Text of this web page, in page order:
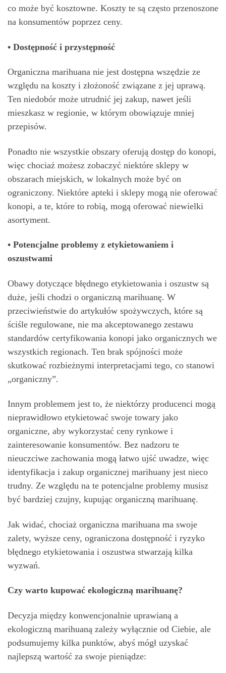
co może być kosztowne. Koszty te są często przenoszone
na konsumentów poprzez ceny.
• Dostępność i przystępność
Organiczna marihuana nie jest dostępna wszędzie ze
względu na koszty i złożoność związane z jej uprawą.
Ten niedobór może utrudnić jej zakup, nawet jeśli
mieszkasz w regionie, w którym obowiązuje mniej
przepisów.
Ponadto nie wszystkie obszary oferują dostęp do konopi,
więc chociaż możesz zobaczyć niektóre sklepy w
obszarach miejskich, w lokalnych może być on
ograniczony. Niektóre apteki i sklepy mogą nie oferować
konopi, a te, które to robią, mogą oferować niewielki
asortyment.
• Potencjalne problemy z etykietowaniem i
oszustwami
Obawy dotyczące błędnego etykietowania i oszustw są
duże, jeśli chodzi o organiczną marihuanę. W
przeciwieństwie do artykułów spożywczych, które są
ściśle regulowane, nie ma akceptowanego zestawu
standardów certyfikowania konopi jako organicznych we
wszystkich regionach. Ten brak spójności może
skutkować rozbieżnymi interpretacjami tego, co stanowi
„organiczny”.
Innym problemem jest to, że niektórzy producenci mogą
nieprawidłowo etykietować swoje towary jako
organiczne, aby wykorzystać ceny rynkowe i
zainteresowanie konsumentów. Bez nadzoru te
nieuczciwe zachowania mogą łatwo ujść uwadze, więc
identyfikacja i zakup organicznej marihuany jest nieco
trudny. Ze względu na te potencjalne problemy musisz
być bardziej czujny, kupując organiczną marihuanę.
Jak widać, chociaż organiczna marihuana ma swoje
zalety, wyższe ceny, ograniczona dostępność i ryzyko
błędnego etykietowania i oszustwa stwarzają kilka
wyzwań.
Czy warto kupować ekologiczną marihuanę?
Decyzja między konwencjonalnie uprawianą a
ekologiczną marihuaną zależy wyłącznie od Ciebie, ale
podsumujemy kilka punktów, abyś mógł uzyskać
najlepszą wartość za swoje pieniądze: